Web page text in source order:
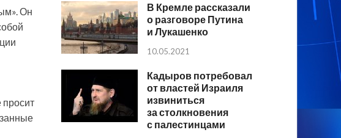
Он
В Кремле рассказали
о разговоре Путина
и Лукашенко
10.05.2021
Кадыров потребовал
от властей Израиля
извиниться
за столкновения
с палестинцами